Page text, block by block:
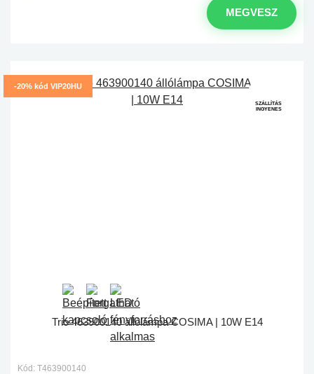
MEGVESZ
-20% kód VIP20HU
SZÁLLÍTÁS
INGYENES
Trio 463900140 állólámpa COSIMA | 10W E14
Kód: T463900140